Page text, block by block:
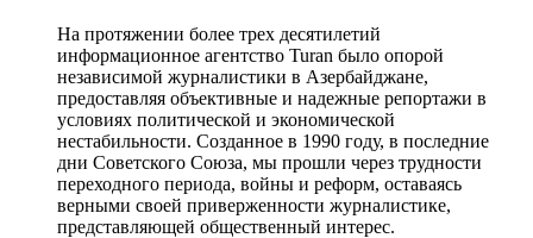
На протяжении более трех десятилетий
информационное агентство Turan было опорой
независимой журналистики в Азербайджане,
предоставляя объективные и надежные репортажи в
условиях политической и экономической
нестабильности. Созданное в 1990 году, в последние
дни Советского Союза, мы прошли через трудности
переходного периода, войны и реформ, оставаясь
верными своей приверженности журналистике,
представляющей общественный интерес.